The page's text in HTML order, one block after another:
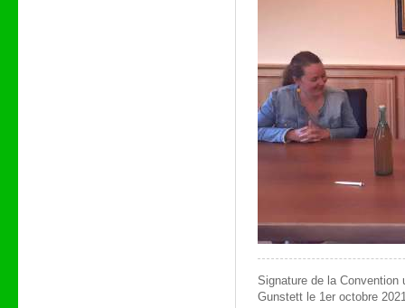
Signature de la Convention
Gunstett le 1er octobre